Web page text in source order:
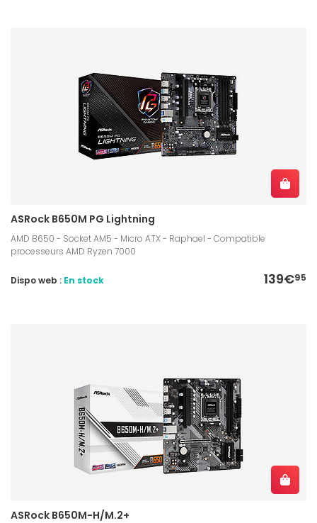
ASRock B650M PG Lightning
AMD B650 - Socket AM5 - Micro ATX - Raphael - Compatible
processeurs AMD Ryzen 7000
139€95
Dispo web : En stock
ASRock B650M-H/M.2+